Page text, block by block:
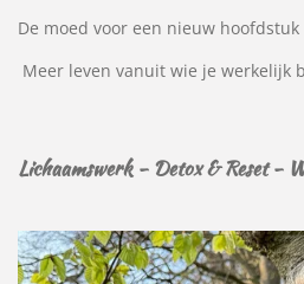
De moed voor een nieuw
Meer leven vanuit wie je werkelijk
Lichaamswerk - Detox & Reset -